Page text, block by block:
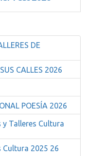
DE
CALLES 2026
POESÍA 2026
Talleres Cultura
2025 26